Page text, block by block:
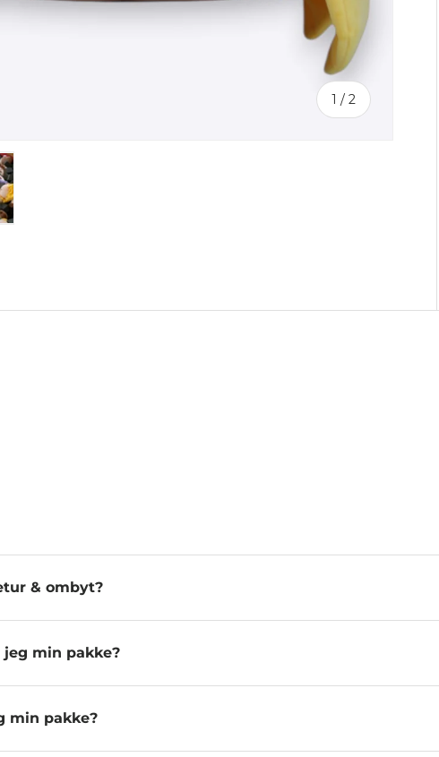
1 /of
2
& ombyt?
min pakke?
min pakke?